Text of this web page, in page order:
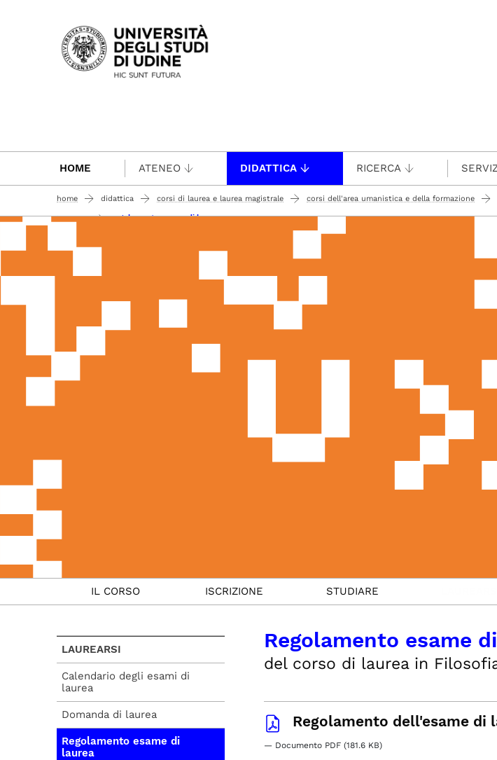
Passa al contenuto principale
HOME ATENEO DIDATTICA RICERCA
home didattica corsi di laurea e laurea magistrale corsi dell'area umanistica e della formazione
laurearsi regolamento esame di laurea
IL CORSO ISCRIZIONE STUDIARE
Regolamento esame
del corso di laurea in
Regolamento dell'esame di
— Documento PDF (181.6 KB)
LAUREARSI
Calendario degli esami di
laurea
Domanda di laurea
Regolamento esame di
laurea